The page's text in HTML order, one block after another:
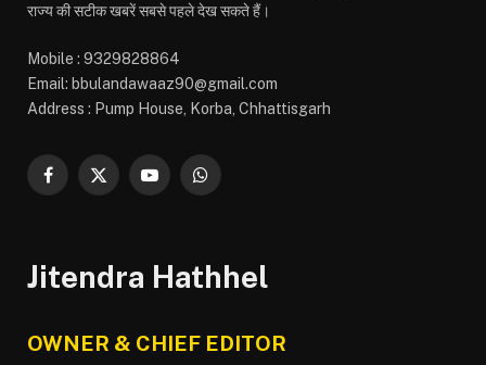
राज्य की सटीक खबरें सबसे पहले देख सकते हैं।
Mobile : 9329828864
Email: bbulandawaaz90@gmail.com
Address : Pump House, Korba, Chhattisgarh
Facebook
X
YouTubeWhatsApp
Jitendra Hathhel
OWNER & CHIEF EDITOR